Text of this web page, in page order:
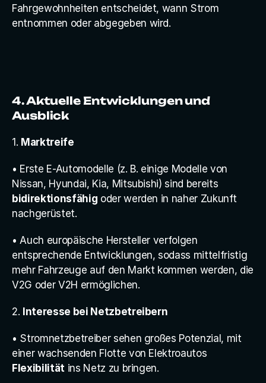
Fahrgewohnheiten entscheidet, wann Strom
entnommen oder abgegeben wird.
4. Aktuelle Entwicklungen und
Ausblick
1. Marktreife
• Erste E-Automodelle (z. B. einige Modelle von
bidirektionsfähig oder werden in naher Zukunft
nachgerüstet.
• Auch europäische Hersteller verfolgen
entsprechende Entwicklungen, sodass mittelfristig
mehr Fahrzeuge auf den Markt kommen werden, die
V2G oder V2H ermöglichen.
2. Interesse bei Netzbetreibern
• Stromnetzbetreiber sehen großes Potenzial, mit
Flexibilität ins Netz zu bringen.